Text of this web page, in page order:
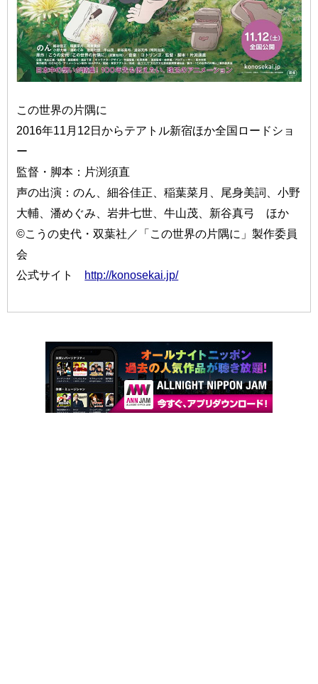
この世界の片隅に
2016年11月12日からテアトル新宿ほか全国ロードショ
ー
監督・脚本：片渕須直
声の出演：のん、細谷佳正、稲葉菜月、尾身美詞、小野
大輔、潘めぐみ、岩井七世、牛山茂、新谷真弓 ほか
©こうの史代・双葉社／「この世界の片隅に」製作委員
会
公式サイト http://konosekai.jp/